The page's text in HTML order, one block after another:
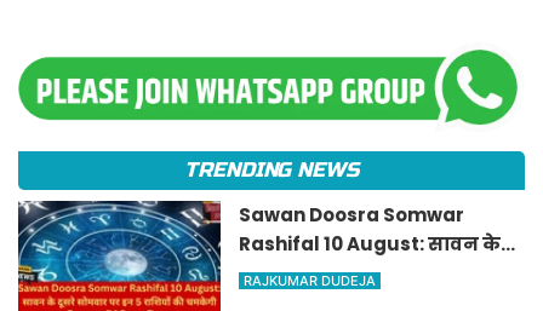
TRENDING NEWS
Sawan Doosra Somwar
Rashifal 10 August: सावन के
दूसरे सोमवार पर इन 5 राशियों की
RAJKUMAR DUDEJA